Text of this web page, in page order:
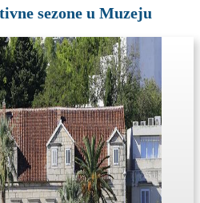
sezone u Muzeju